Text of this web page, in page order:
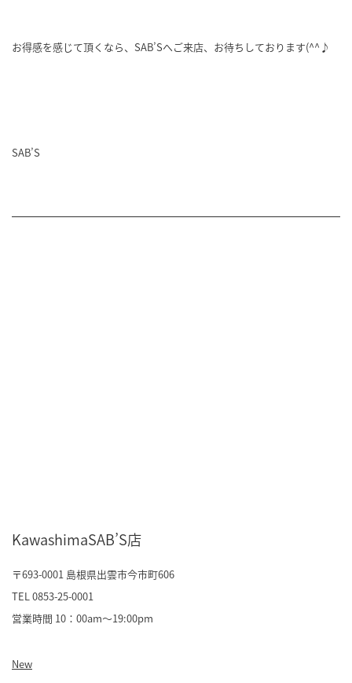
お得感を感じて頂くなら、SAB’Sへご来店、お待ちしております(^^♪
SAB’S
KawashimaSAB’S店
〒693-0001 島根県出雲市今市町606
TEL 0853-25-0001
営業時間 10：00am～19:00pm
New